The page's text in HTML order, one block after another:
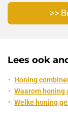
>>
Lees ook
Honing
Waarom honing
Welke honing